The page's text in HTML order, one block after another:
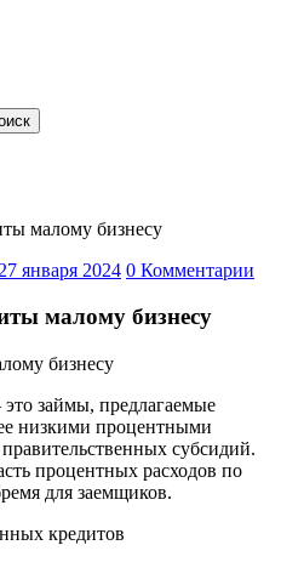
малому бизнесу
27 января 2024 0 Комментарии
малому бизнесу
бизнесу
займы, предлагаемые
низкими процентными
субсидий.
процентных расходов по
для заемщиков.
кредитов